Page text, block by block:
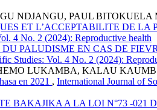
NDJANGU, PAUL BITOKUELA
ET L’ACCEPTABILITE DE
4 No. 2 (2024): Reproductive health
PALUDISME EN CAS DE
Studies: Vol. 4 No. 2 (2024):
LUKAMBA, KALAU
en 2021 , International Journal of
BAKAJIKA A LA LOI N°73 -021